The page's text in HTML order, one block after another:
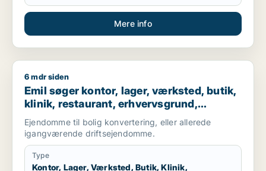
Mere info
Emil søger kontor, lager, værksted, butik, klinik,
6 mdr siden
Emil søger kontor, lager, værksted, butik,
klinik, restaurant, erhvervsgrund,
boligudlejningsejendom, hotel,
produktionslokaler eller garage til salg i
Nordsjælland
Ejendomme til bolig konvertering, eller allerede
igangværende driftsejendomme.
Type
Kontor, Lager, Værksted, Butik, Klinik,